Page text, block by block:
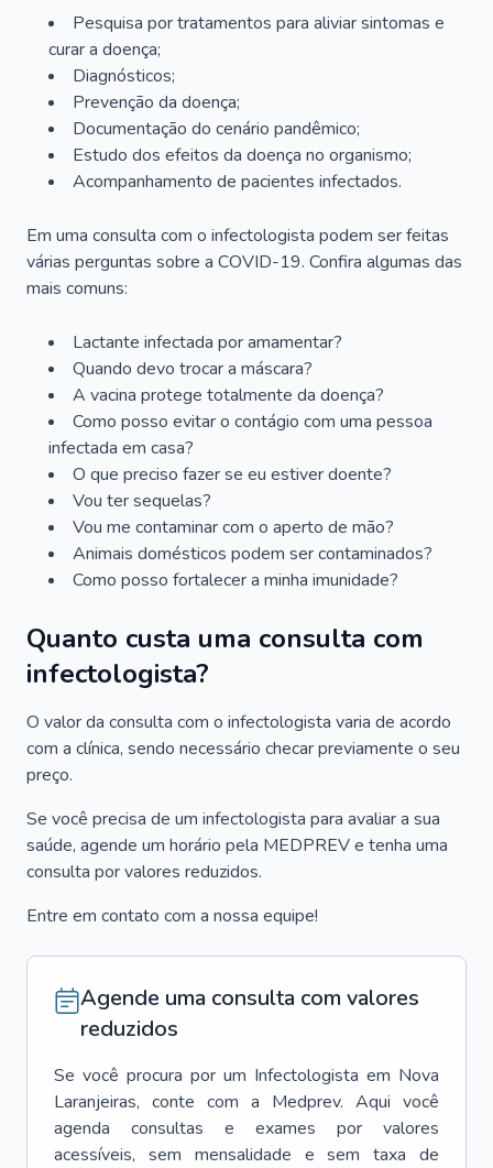
Pesquisa por tratamentos para aliviar sintomas e
curar a doença;
Diagnósticos;
Prevenção da doença;
Documentação do cenário pandêmico;
Estudo dos efeitos da doença no organismo;
Acompanhamento de pacientes infectados.
Em uma consulta com o infectologista podem ser feitas
várias perguntas sobre a COVID-19. Confira algumas das
mais comuns:
Lactante infectada por amamentar?
Quando devo trocar a máscara?
A vacina protege totalmente da doença?
Como posso evitar o contágio com uma pessoa
infectada em casa?
O que preciso fazer se eu estiver doente?
Vou ter sequelas?
Vou me contaminar com o aperto de mão?
Animais domésticos podem ser contaminados?
Como posso fortalecer a minha imunidade?
Quanto custa uma consulta com
infectologista?
O valor da consulta com o infectologista varia de acordo
com a clínica, sendo necessário checar previamente o seu
preço.
Se você precisa de um infectologista para avaliar a sua
saúde, agende um horário pela MEDPREV e tenha uma
consulta por valores reduzidos.
Entre em contato com a nossa equipe!
Agende uma consulta com valores
reduzidos
Se você procura por um Infectologista em Nova
Laranjeiras, conte com a Medprev. Aqui você
agenda consultas e exames por valores
acessíveis, sem mensalidade e sem taxa de